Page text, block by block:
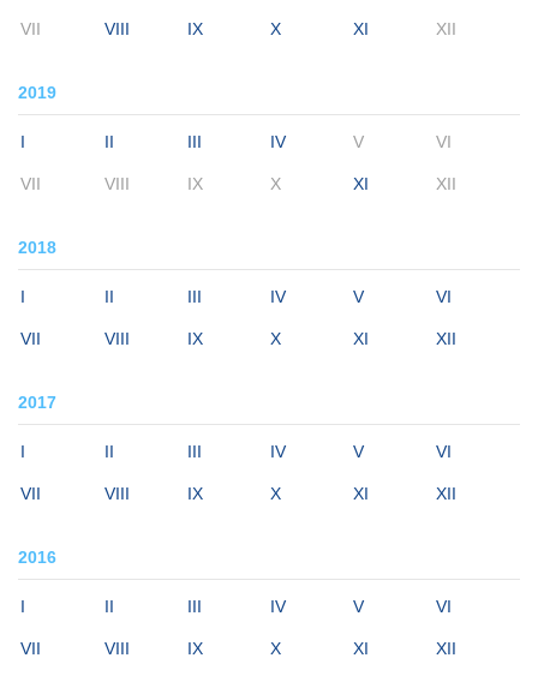
VII VIII IX X XI XII
2019
I II III IV V VI
VII VIII IX X XI XII
2018
I II III IV V VI
VII VIII IX X XI XII
2017
I II III IV V VI
VII VIII IX X XI XII
2016
I II III IV V VI
VII VIII IX X XI XII